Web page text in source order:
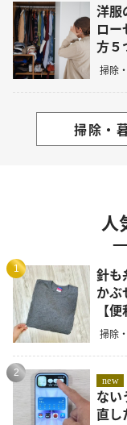
洋服
ロ
方５
掃除
掃除・
人
1
針も
かぶ
【
掃除
2
new
な
直し